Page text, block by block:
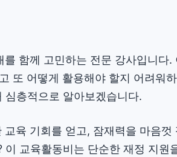
함께 고민하는 전문 강사입니다.
또 어떻게 활용해야 할지 어려워
심층적으로 알아보겠습니다.
육 기회를 얻고, 잠재력을 마음껏
이 교육활동비는 단순한 재정 지원